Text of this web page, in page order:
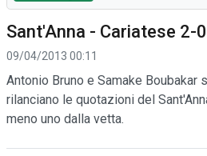
Sant'Anna - Cariatese 2-0
09/04/2013 00:11
Antonio Bruno e Samake Boubakar
rilanciano le quotazioni del
meno uno dalla vetta.